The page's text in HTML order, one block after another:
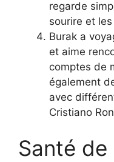
regarde
sourire et
Burak a
et aime
comptes de
également
avec
Cristiano
Santé de